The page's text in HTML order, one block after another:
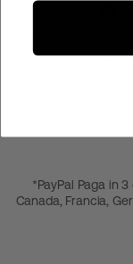
Resi gratuiti
giorni
Paga
*PayPal Paga in
Canada, Francia,